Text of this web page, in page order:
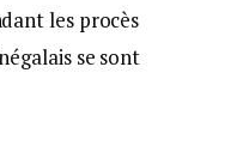
les procès
se sont